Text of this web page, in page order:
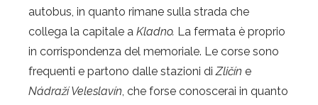
autobus, in quanto rimane sulla strada che
collega la capitale a Kladno. La fermata è proprio
in corrispondenza del memoriale. Le corse sono
frequenti e partono dalle stazioni diZličín e
Nádraží Veleslavín, che forse conoscerai in quanto